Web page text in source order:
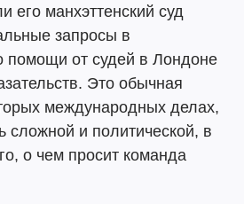
его манхэттенский суд
запросы в
помощи от судей в Лондоне
Это обычная
международных делах,
сложной и политической, в
о чем просит команда